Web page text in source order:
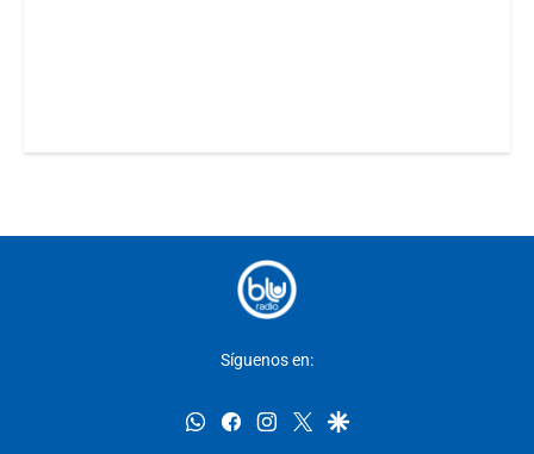
Síguenos en:
whatsappfacebookinstagram
twittergoogle